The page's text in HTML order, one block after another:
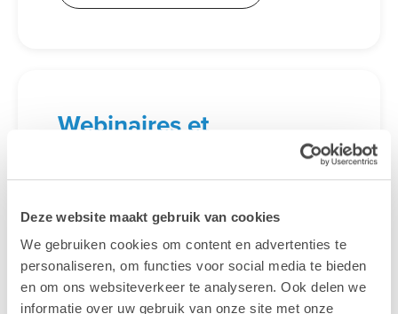
Deze website maakt gebruik van cookies
We gebruiken cookies om content en advertenties te
personaliseren, om functies voor social media te bieden
en om ons websiteverkeer te analyseren. Ook delen we
informatie over uw gebruik van onze site met onze
Webinaires et
trouver l'inspiration ? Vous souhaitez
rencontrer nos spécialistes sans engagement
? Inscrivez-vous à l'un de nos webinaires et
événements gratuits ou venez nous rendre
visite lors d'un salon près de chez vous.